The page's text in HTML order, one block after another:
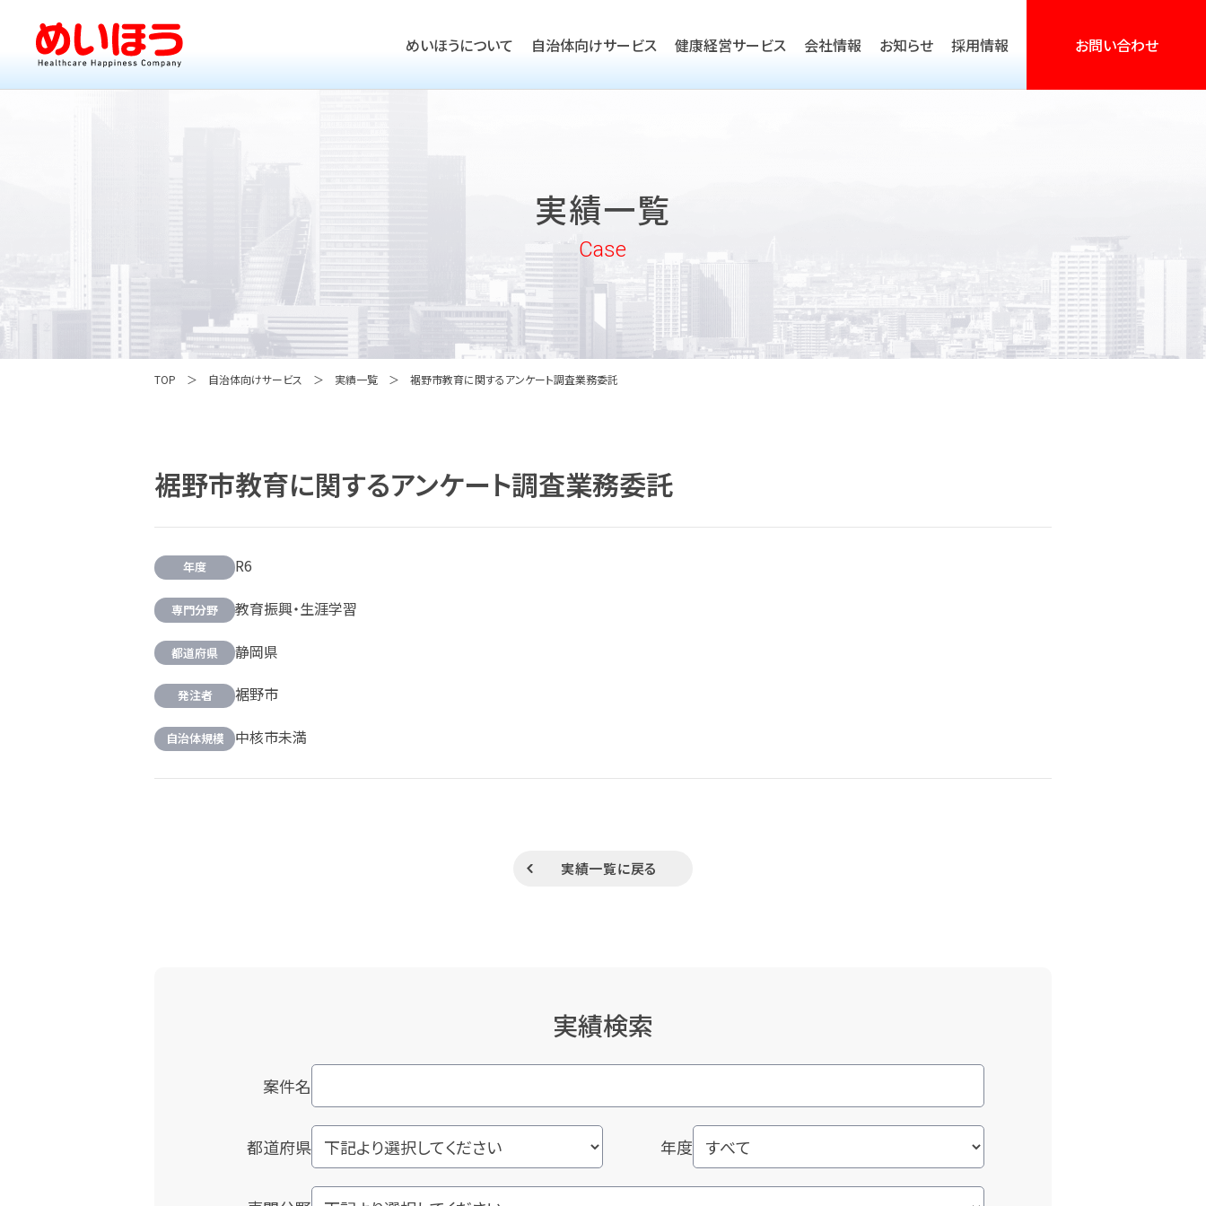
めいほうについて 自治体向けサービス
実績一覧
健康経営サービス
健康経営優良法人取得支援
企業向けヘルスケア・健康経営活動支援
会社情報
沿革
めいほうの取り組み
めいほうの歴史
お知らせ 採用情報 お問い合わせ
実績一覧
Case
TOP 自治体向けサービス 実績一覧 裾野市教育に関するアンケート調査業務委託
裾野市教育に関するアンケート調査業務委託
年度 R6
専門分野 教育振興・生涯学習
都道府県 静岡県
発注者 裾野市
自治体規模 中核市未満
実績一覧に戻る
実績検索
案件名
都道府県 年度